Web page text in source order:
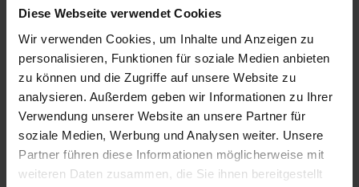
Diese Webseite verwendet Cookies
Wir verwenden Cookies, um Inhalte und Anzeigen zu
personalisieren, Funktionen für soziale Medien anbieten
zu können und die Zugriffe auf unsere Website zu
analysieren. Außerdem geben wir Informationen zu Ihrer
Verwendung unserer Website an unsere Partner für
soziale Medien, Werbung und Analysen weiter. Unsere
Partner führen diese Informationen möglicherweise mit
weiteren Daten zusammen, die Sie ihnen bereitgestellt
Industriemontage_Demontage_Verlagerung | Werksvertrag (DE)
Die JoKa Mount GmbH unterstützt Industrieunternehmen bei Neubau,
effizient und präzise. Unsere Zusammenarbeit erfolgt ausschließlic ..
Gesuchin 90537, Feucht 19.07.2026